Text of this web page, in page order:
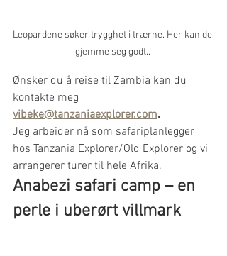
Leopardene søker trygghet i trærne. Her kan de
gjemme seg godt..
Ønsker du å reise til Zambia kan du
kontakte meg
vibeke@tanzaniaexplorer.com.
Jeg arbeider nå som safariplanlegger
hos Tanzania Explorer/Old Explorer og vi
arrangerer turer til hele Afrika.
Anabezi safari camp – en
perle i uberørt villmark